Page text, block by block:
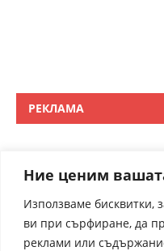
Ние ценим
Използваме бисквитки,
ви при сърфиране, да
реклами или
РЕКЛАМА